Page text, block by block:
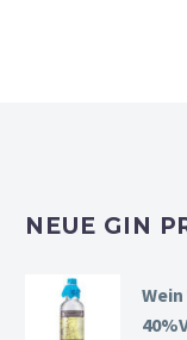
NEUE GIN
Wein